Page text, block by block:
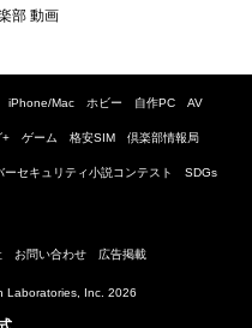
部 動画
iPhone/Mac ホビー 自作PC AV
+ ゲーム 格安SIM 倶楽部情報局
ーセキュリティ小説コンテスト SDGs
お問い合わせ 広告掲載
Laboratories, Inc. 2026